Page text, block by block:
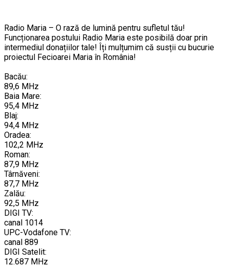
Radio Maria – O rază de lumină pentru sufletul tău!
Funcționarea postului Radio Maria este posibilă doar prin
intermediul donațiilor tale! Îți mulțumim că susții cu bucurie
proiectul Fecioarei Maria în România!
Bacău:
89,6 MHz
Baia Mare:
95,4 MHz
Blaj:
94,4 MHz
Oradea:
102,2 MHz
Roman:
87,9 MHz
Târnăveni:
87,7 MHz
Zalău:
92,5 MHz
DIGI TV:
canal 1014
UPC-Vodafone TV:
canal 889
DIGI Satelit:
12.687 MHz